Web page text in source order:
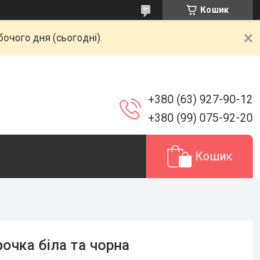
Кошик
дня (сьогодні).
+380 (63) 927-90-12
+380 (99) 075-92-20
Кошик
біла та чорна